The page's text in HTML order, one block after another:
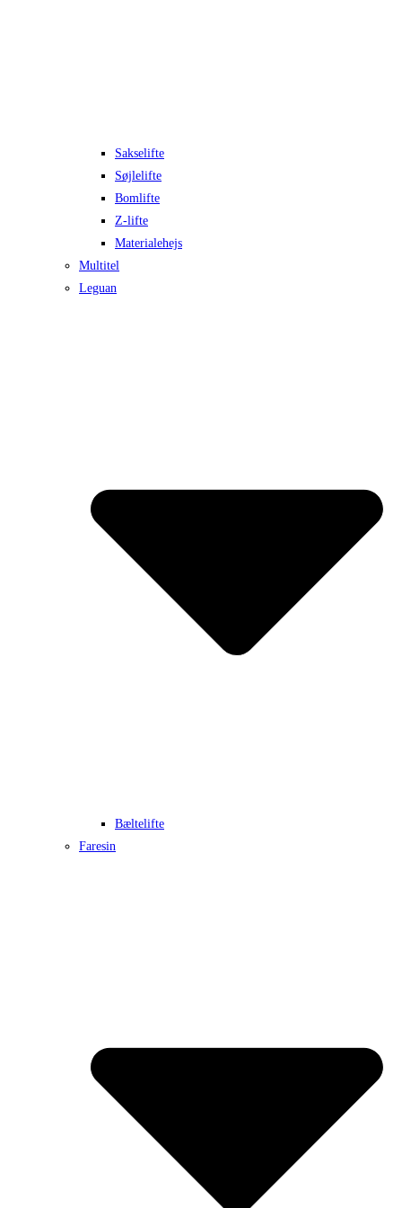
Sakselifte
Søjlelifte
Bomlifte
Z-lifte
Materialehejs
Multitel
Leguan
Bæltelifte
Faresin